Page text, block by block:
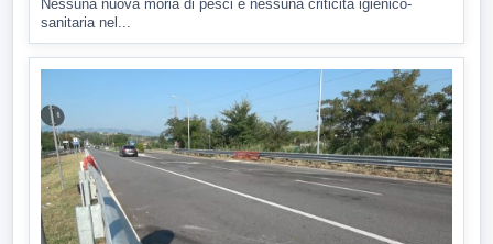
Nessuna nuova moria di pesci e nessuna criticità igienico-
sanitaria nel...